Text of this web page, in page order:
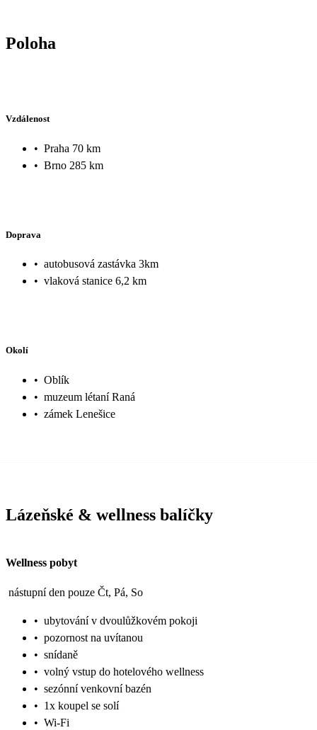
Poloha
Vzdálenost
• Praha 70 km
• Brno 285 km
Doprava
• autobusová zastávka 3km
• vlaková stanice 6,2 km
Okolí
• Oblík
• muzeum létaní Raná
• zámek Lenešice
Lázeňské & wellness balíčky
Wellness pobyt
nástupní den pouze Čt, Pá, So
• ubytování v dvoulůžkovém pokoji
• pozornost na uvítanou
• snídaně
• volný vstup do hotelového wellness
• sezónní venkovní bazén
• 1x koupel se solí
• Wi-Fi